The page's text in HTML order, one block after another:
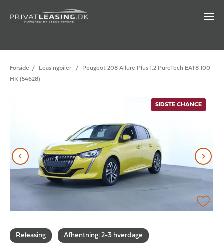
Forside / Leasingbiler /
Peugeot 208 Allure Plus 1.2 PureTech EAT8 100
HK (54628)
SIDSTE CHANCE
Releasing Afhentning: 2-3 hverdage